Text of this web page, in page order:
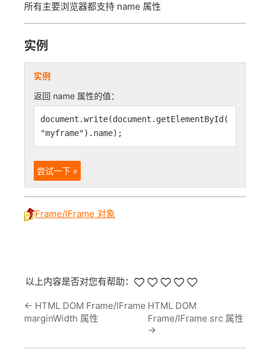
所有主要浏览器都支持 name 属性
实例
实例
返回 name 属性的值：
document.write(document.getElementById(
"myframe").name);
尝试一下 »
Frame/IFrame 对象
以上内容是否对您有帮助：
← HTML DOM Frame/IFrame
marginWidth 属性
HTML DOM
Frame/IFrame src 属性
→